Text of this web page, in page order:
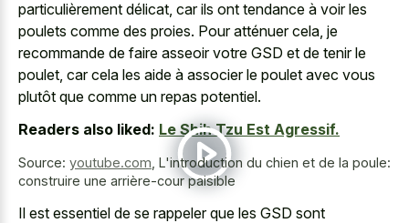
particulièrement délicat, car ils ont tendance à voir les
poulets comme des proies. Pour atténuer cela, je
recommande de faire asseoir votre GSD et de tenir le
poulet, car cela les aide à associer le poulet avec vous
plutôt que comme un repas potentiel.
Readers also liked: Le Shih Tzu Est Agressif.
Source: youtube.com L'introduction du chien et de la poule:
construire une arrière-cour paisible
Il est essentiel de se rappeler que les GSD sont